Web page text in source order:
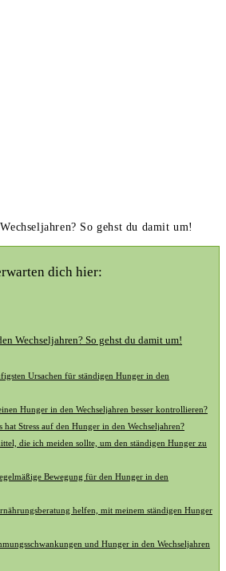
So gehst du damit um!
dich hier:
Wechseljahren? So⁤ gehst ‍du ​damit um!
​Ursachen ‍für ständigen Hunger ​in den
Hunger in den Wechseljahren besser kontrollieren?
hat⁣ Stress auf den Hunger in den Wechseljahren?
die ich meiden sollte, um den ​ständigen⁢ Hunger zu
Bewegung ​für den Hunger in den⁤
helfen, mit meinem ständigen⁢ Hunger
und Hunger in den Wechseljahren‍